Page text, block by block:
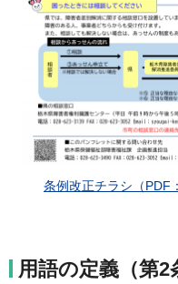
条例改正チラシ（PDF
用語の定義（第2